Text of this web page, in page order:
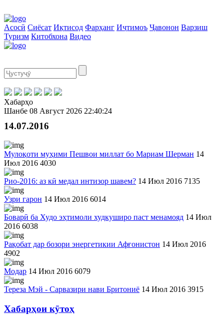
Асосӣ Сиёсат Иқтисод Фарҳанг Иҷтимоъ Ҷавонон Варзиш
Туризм Китобхона Видео
Хабарҳо
Шанбе 08 Август 2026 22:40:24
14.07.2016
Мулоқоти муҳими Пешвои миллат бо Мариам Шерман 14
Июл 2016 4030
Рио-2016: аз кӣ медал интизор шавем? 14 Июл 2016 7135
Узри гарон 14 Июл 2016 6014
Боварӣ ба Худо эҳтимоли худкуширо паст менамояд 14 Июл
2016 6038
Рақобат дар бозори энергетикии Афғонистон 14 Июл 2016
4902
Модар 14 Июл 2016 6079
Тереза Мэй - Сарвазири нави Бритониё 14 Июл 2016 3915
Хабарҳои кӯтоҳ